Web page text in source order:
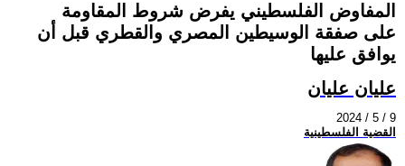
المفاوض الفلسطيني يفرض شروط المقاومة
على صفقة الوسيطين المصري والقطري قبل أن
يوافق عليها
عليان عليان
2024 / 5 / 9
القضية الفلسطينية